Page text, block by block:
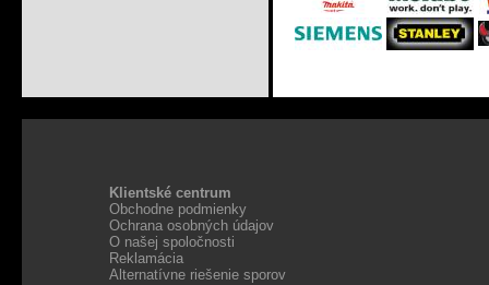
Klientské centrum
Obchodne podmienky
Ochrana osobných údajov
O našej spoločnosti
Reklamácia
Alternatívne riešenie sporov